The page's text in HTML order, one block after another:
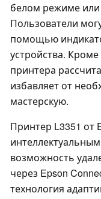
белом режиме или
Пользователи
помощью
устройства.
принтера
избавляет от
мастерскую.
Принтер L3351 от
возможность
через Epson
технология